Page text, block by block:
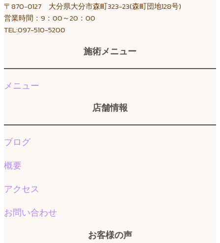
〒870-0127 大分県大分市森町323-23(森町団地128号)
営業時間：9：00～20：00
TEL:097-510-5200
施術メニュー
メニュー
店舗情報
ブログ
概要
アクセス
お問い合わせ
お客様の声